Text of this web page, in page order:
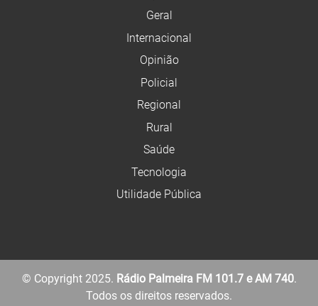
Geral
Internacional
Opinião
Policial
Regional
Rural
Saúde
Tecnologia
Utilidade Pública
© Copyright 2025. Rádio Palmeira FM 101.7 e AM 740.
Todos os direitos reservados.